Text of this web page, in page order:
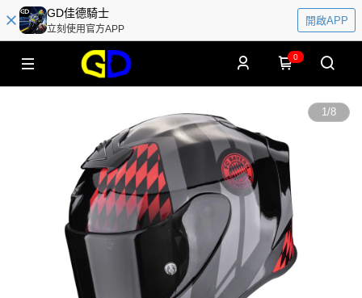
GD佳德騎士
立刻使用官方APP
開啟APP
0
1/8